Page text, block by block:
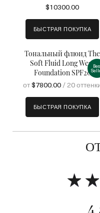
$10300.00
БЫСТРАЯ ПОКУПКА
Тональный флюид The
Soft Fluid Long Wear
Foundation SPF20
от$7800.00/ 20
БЫСТРАЯ ПОКУПКА